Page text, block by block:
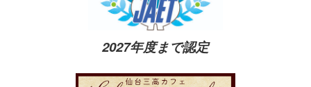
2027年度まで認定